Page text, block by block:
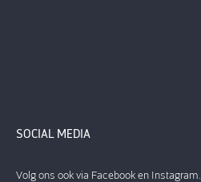
SOCIAL MEDIA
Volg ons ook via Facebook en Instagram.